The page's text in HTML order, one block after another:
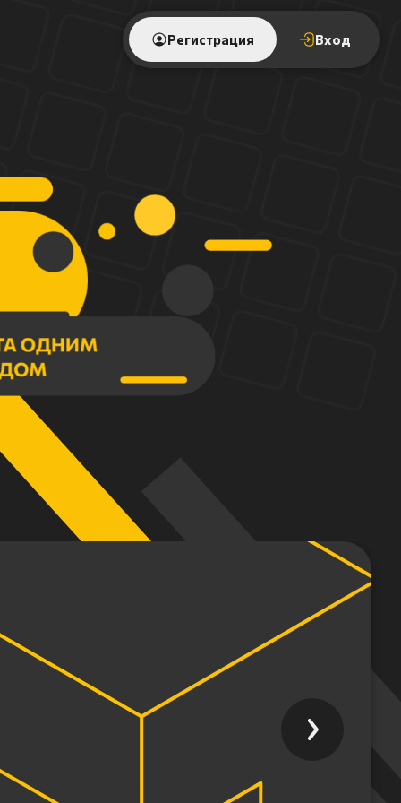
Регистрация Вход